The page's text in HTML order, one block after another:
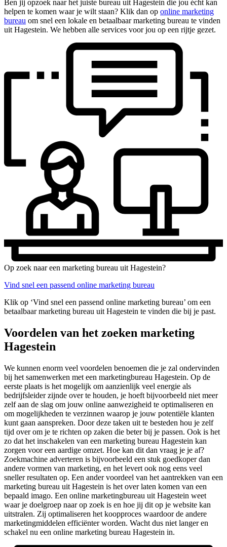
Ben jij opzoek naar het juiste bureau uit Hagestein die jou écht kan
helpen te komen waar je wilt staan? Klik dan op online marketing
bureau om snel een lokale en betaalbaar marketing bureau te vinden
uit Hagestein. We hebben alle services voor jou op een rijtje gezet.
Op zoek naar een marketing bureau uit Hagestein?
Vind snel een passend online marketing bureau
Klik op ‘Vind snel een passend online marketing bureau’ om een
betaalbaar marketing bureau uit Hagestein te vinden die bij je past.
Voordelen van het zoeken marketing
Hagestein
We kunnen enorm veel voordelen benoemen die je zal ondervinden
bij het samenwerken met een marketingbureau Hagestein. Op de
eerste plaats is het mogelijk om aanzienlijk veel energie als
bedrijfsleider zijnde over te houden, je hoeft bijvoorbeeld niet meer
zelf aan de slag om jouw online aanwezigheid te optimaliseren en
om mogelijkheden te verzinnen waarop je jouw potentiële klanten
kunt gaan aanspreken. Door deze taken uit te besteden hou je zelf
tijd over om je te richten op zaken die beter bij je passen. Ook is het
zo dat het inschakelen van een marketing bureau Hagestein kan
zorgen voor een aardige omzet. Hoe kan dit dan vraag je je af?
Zoekmachine adverteren is bijvoorbeeld een stuk goedkoper dan
andere vormen van marketing, en het levert ook nog eens veel
sneller resultaten op. Een ander voordeel van het aantrekken van een
marketing bureau uit Hagestein is het over laten komen van een
bepaald imago. Een online marketingbureau uit Hagestein weet
waar je doelgroep naar op zoek is en hoe jij dit op je website kan
uitstralen. Zij optimaliseren het koopproces waardoor de andere
marketingmiddelen efficiënter worden. Wacht dus niet langer en
schakel nu een online marketing bureau Hagestein in.